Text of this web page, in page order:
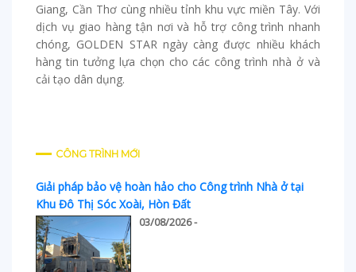
Giang, Cần Thơ cùng nhiều tỉnh khu vực miền Tây. Với
dịch vụ giao hàng tận nơi và hỗ trợ công trình nhanh
chóng, GOLDEN STAR ngày càng được nhiều khách
hàng tin tưởng lựa chọn cho các công trình nhà ở và
cải tạo dân dụng.
CÔNG TRÌNH MỚI
Giải pháp bảo vệ hoàn hảo cho Công trình Nhà ở tại
Khu Đô Thị Sóc Xoài, Hòn Đất
03/08/2026 -